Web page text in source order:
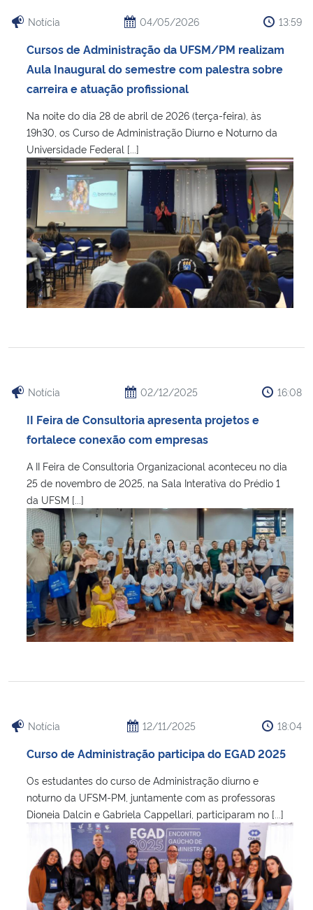
Notícia 04/05/2026 13:59
Cursos de Administração da UFSM/PM realizam
Aula Inaugural do semestre com palestra sobre
carreira e atuação profissional
Na noite do dia 28 de abril de 2026 (terça-feira), às
19h30, os Curso de Administração Diurno e Noturno da
Universidade Federal [...]
Notícia 02/12/2025 16:08
II Feira de Consultoria apresenta projetos e
fortalece conexão com empresas
A II Feira de Consultoria Organizacional aconteceu no dia
25 de novembro de 2025, na Sala Interativa do Prédio 1
da UFSM [...]
Notícia 12/11/2025 18:04
Curso de Administração participa do EGAD 2025
Os estudantes do curso de Administração diurno e
noturno da UFSM-PM, juntamente com as professoras
Dioneia Dalcin e Gabriela Cappellari, participaram no [...]